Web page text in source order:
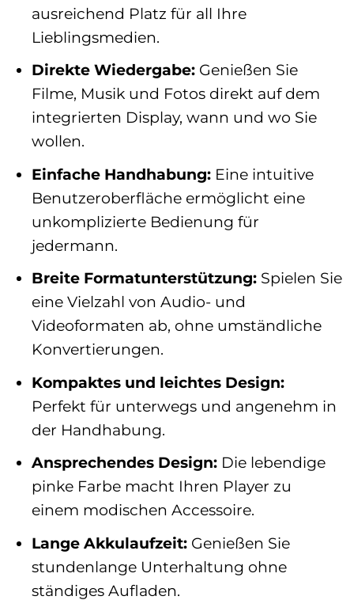
ausreichend Platz für all Ihre
Lieblingsmedien.
Direkte Wiedergabe:Genießen Sie
Filme, Musik und Fotos direkt auf dem
integrierten Display, wann und wo Sie
wollen.
Einfache Handhabung:Eine intuitive
Benutzeroberfläche ermöglicht eine
unkomplizierte Bedienung für
jedermann.
Breite Formatunterstützung:Spielen Sie
eine Vielzahl von Audio- und
Videoformaten ab, ohne umständliche
Konvertierungen.
Kompaktes und leichtes Design:
Perfekt für unterwegs und angenehm in
der Handhabung.
Ansprechendes Design:Die lebendige
pinke Farbe macht Ihren Player zu
einem modischen Accessoire.
Lange Akkulaufzeit:Genießen Sie
stundenlange Unterhaltung ohne
ständiges Aufladen.